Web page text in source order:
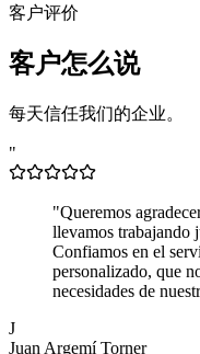
客户评价
客户怎么说
每天信任我们的企业。
"
"Queremos
llevamos trabajando
Confiamos en el
personalizado, que
necesidades de
J
Juan Argemí Torner